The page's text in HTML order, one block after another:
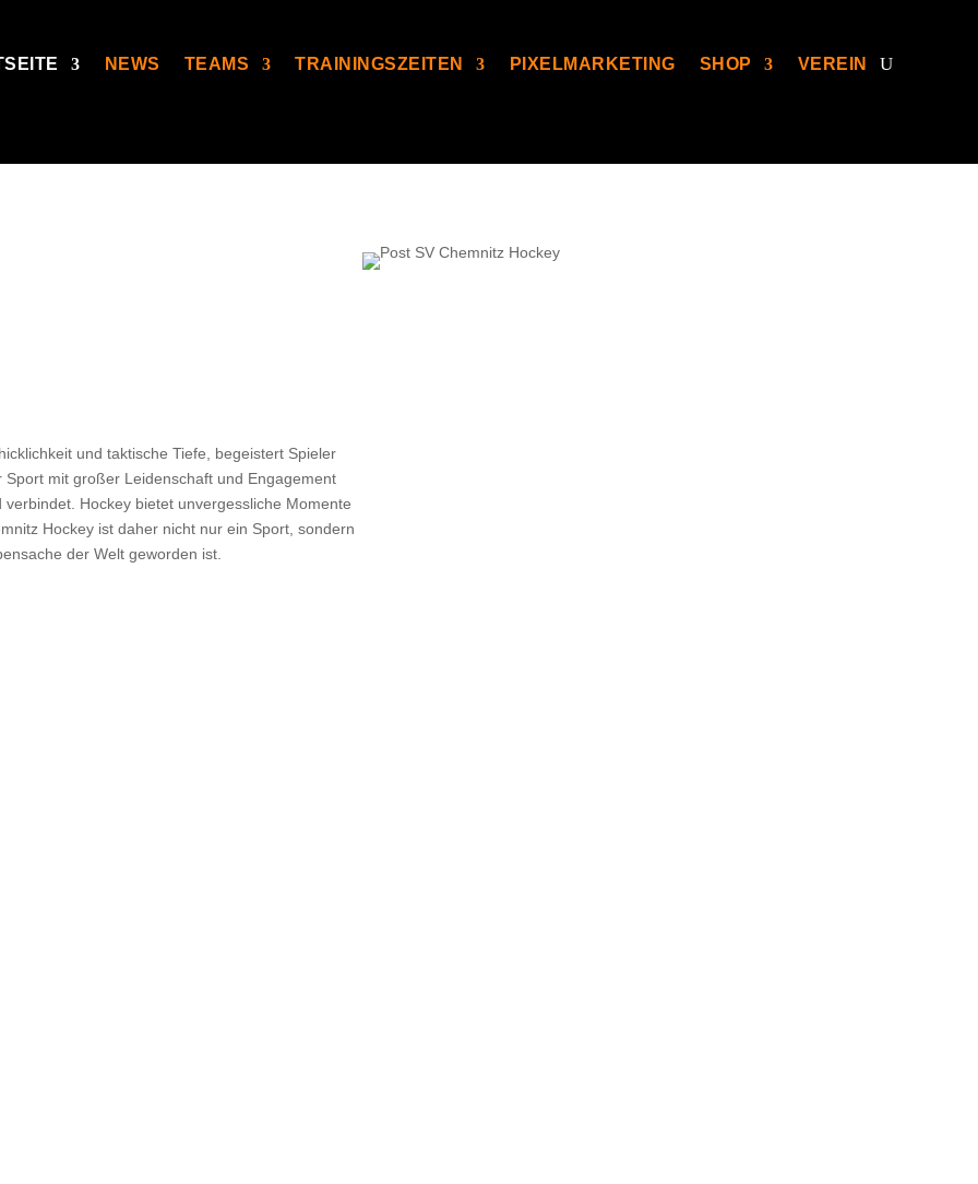
NEWS TEAMS TRAININGSZEITEN PIXELMARKETING SHOP VEREIN
und taktische Tiefe, begeistert Spieler
mit großer Leidenschaft und Engagement
Hockey bietet unvergessliche Momente
Hockey ist daher nicht nur ein Sport, sondern
der Welt geworden ist.